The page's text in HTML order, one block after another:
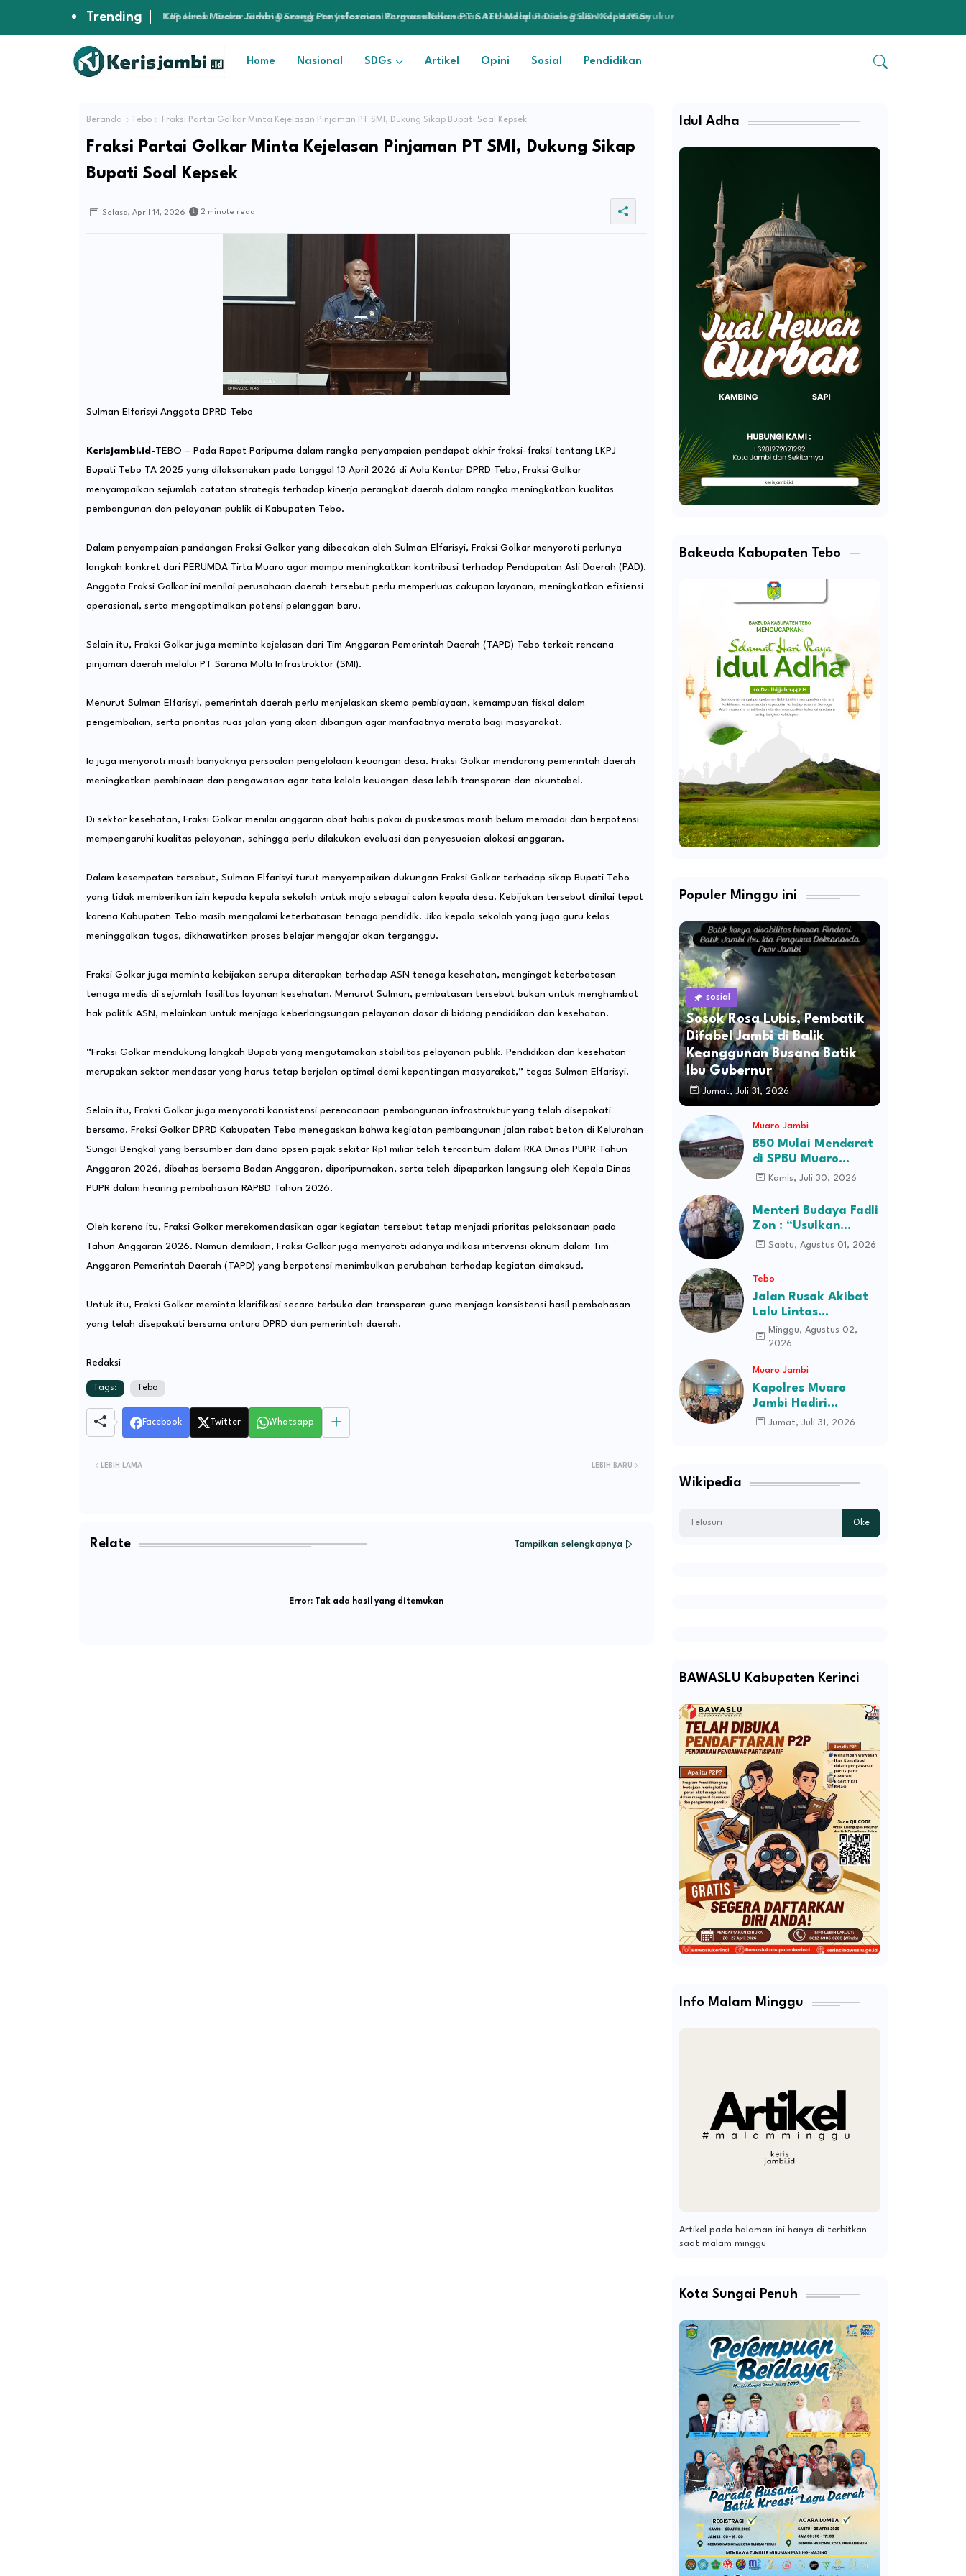
Trending Kapolres Muaro Jambi Dorong Penyelesaian Permasalahan PT SATU Melalui Dialog dan Kepastian
Home Nasional SDGs Artikel Opini Sosial Pendidikan
Beranda Tebo Fraksi Partai Golkar Minta Kejelasan Pinjaman PT SMI, Dukung Sikap Bupati Soal Kepsek
Fraksi Partai Golkar Minta Kejelasan Pinjaman PT SMI, Dukung Sikap
Bupati Soal Kepsek
Selasa, April 14, 2026 2 minute read
Sulman Elfarisyi Anggota DPRD Tebo
Kerisjambi.id-TEBO – Pada Rapat Paripurna dalam rangka penyampaian pendapat akhir fraksi-fraksi tentang LKPJ
Bupati Tebo TA 2025 yang dilaksanakan pada tanggal 13 April 2026 di Aula Kantor DPRD Tebo, Fraksi Golkar
menyampaikan sejumlah catatan strategis terhadap kinerja perangkat daerah dalam rangka meningkatkan kualitas
pembangunan dan pelayanan publik di Kabupaten Tebo.
Dalam penyampaian pandangan Fraksi Golkar yang dibacakan oleh Sulman Elfarisyi, Fraksi Golkar menyoroti perlunya
langkah konkret dari PERUMDA Tirta Muaro agar mampu meningkatkan kontribusi terhadap Pendapatan Asli Daerah (PAD).
Anggota Fraksi Golkar ini menilai perusahaan daerah tersebut perlu memperluas cakupan layanan, meningkatkan efisiensi
operasional, serta mengoptimalkan potensi pelanggan baru.
Selain itu, Fraksi Golkar juga meminta kejelasan dari Tim Anggaran Pemerintah Daerah (TAPD) Tebo terkait rencana
pinjaman daerah melalui PT Sarana Multi Infrastruktur (SMI).
Menurut Sulman Elfarisyi, pemerintah daerah perlu menjelaskan skema pembiayaan, kemampuan fiskal dalam
pengembalian, serta prioritas ruas jalan yang akan dibangun agar manfaatnya merata bagi masyarakat.
Ia juga menyoroti masih banyaknya persoalan pengelolaan keuangan desa. Fraksi Golkar mendorong pemerintah daerah
meningkatkan pembinaan dan pengawasan agar tata kelola keuangan desa lebih transparan dan akuntabel.
Di sektor kesehatan, Fraksi Golkar menilai anggaran obat habis pakai di puskesmas masih belum memadai dan berpotensi
mempengaruhi kualitas pelayanan, sehingga perlu dilakukan evaluasi dan penyesuaian alokasi anggaran.
Dalam kesempatan tersebut, Sulman Elfarisyi turut menyampaikan dukungan Fraksi Golkar terhadap sikap Bupati Tebo
yang tidak memberikan izin kepada kepala sekolah untuk maju sebagai calon kepala desa. Kebijakan tersebut dinilai tepat
karena Kabupaten Tebo masih mengalami keterbatasan tenaga pendidik. Jika kepala sekolah yang juga guru kelas
meninggalkan tugas, dikhawatirkan proses belajar mengajar akan terganggu.
Fraksi Golkar juga meminta kebijakan serupa diterapkan terhadap ASN tenaga kesehatan, mengingat keterbatasan
tenaga medis di sejumlah fasilitas layanan kesehatan. Menurut Sulman, pembatasan tersebut bukan untuk menghambat
hak politik ASN, melainkan untuk menjaga keberlangsungan pelayanan dasar di bidang pendidikan dan kesehatan.
“Fraksi Golkar mendukung langkah Bupati yang mengutamakan stabilitas pelayanan publik. Pendidikan dan kesehatan
merupakan sektor mendasar yang harus tetap berjalan optimal demi kepentingan masyarakat,” tegas Sulman Elfarisyi.
Selain itu, Fraksi Golkar juga menyoroti konsistensi perencanaan pembangunan infrastruktur yang telah disepakati
bersama. Fraksi Golkar DPRD Kabupaten Tebo menegaskan bahwa kegiatan pembangunan jalan rabat beton di Kelurahan
Sungai Bengkal yang bersumber dari dana opsen pajak sekitar Rp1 miliar telah tercantum dalam RKA Dinas PUPR Tahun
Anggaran 2026, dibahas bersama Badan Anggaran, diparipurnakan, serta telah dipaparkan langsung oleh Kepala Dinas
PUPR dalam hearing pembahasan RAPBD Tahun 2026.
Oleh karena itu, Fraksi Golkar merekomendasikan agar kegiatan tersebut tetap menjadi prioritas pelaksanaan pada
Tahun Anggaran 2026. Namun demikian, Fraksi Golkar juga menyoroti adanya indikasi intervensi oknum dalam Tim
Anggaran Pemerintah Daerah (TAPD) yang berpotensi menimbulkan perubahan terhadap kegiatan dimaksud.
Untuk itu, Fraksi Golkar meminta klarifikasi secara terbuka dan transparan guna menjaga konsistensi hasil pembahasan
yang telah disepakati bersama antara DPRD dan pemerintah daerah.
Redaksi
Tags: Tebo
Facebook Twitter Whatsapp
LEBIH BARU
LEBIH LAMA
Relate Tampilkan selengkapnya
Error: Tak ada hasil yang ditemukan
Idul Adha
Bakeuda Kabupaten Tebo
Populer Minggu ini
sosial
Sosok Rosa Lubis, Pembatik
Difabel Jambi di Balik
Keanggunan Busana Batik
Ibu Gubernur
Jumat, Juli 31, 2026
Muaro Jambi
B50 Mulai Mendarat
di SPBU Muaro
Jambi, Stok Ludes
Kamis, Juli 30, 2026
Menteri Budaya Fadli
Zon : “Usulkan
Perusahaan Itu
Sabtu, Agustus 01, 2026
Tebo
Jalan Rusak Akibat
Lalu Lintas
Kendaraan
Perusahaan,
Desa Kec Tebo Ilir
Bakal Blokade Jalan
Minggu, Agustus 02,
2026
Muaro Jambi
Kapolres Muaro
Jambi Hadiri
Pelantikan Pengurus
Jumat, Juli 31, 2026
Wikipedia
BAWASLU Kabupaten Kerinci
Info Malam Minggu
Artikel pada halaman ini hanya di terbitkan
saat malam minggu
Kota Sungai Penuh